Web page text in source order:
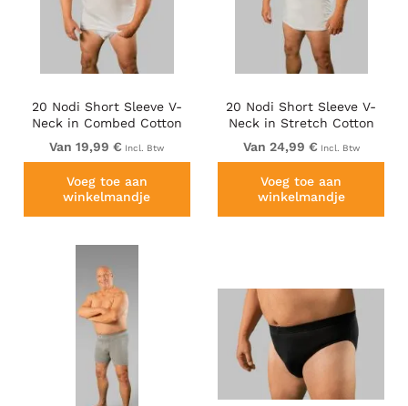
20 Nodi Short Sleeve V-
Neck in Combed Cotton
Jersey White
Van 19,99 € Incl. Btw
Voeg toe aan
winkelmandje
20 Nodi Short Sleeve V-
Neck in Stretch Cotton
White
Van 24,99 € Incl. Btw
Voeg toe aan
winkelmandje